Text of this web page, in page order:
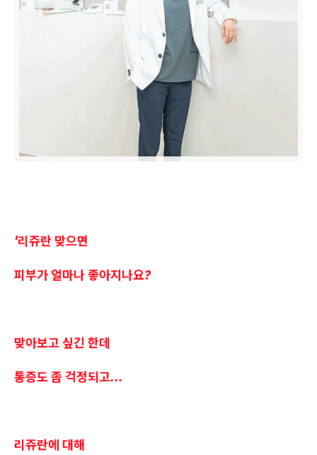
'리쥬란 맞으면
피부가 얼마나 좋아지나요?
맞아보고 싶긴 한데
통증도 좀 걱정되고...
리쥬란에 대해